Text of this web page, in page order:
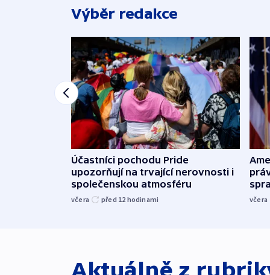
Výběr redakce
Účastníci pochodu Pride
upozorňují na trvající nerovnosti i
společenskou atmosféru
včera před 12 hodinami včera
Aktuálně z